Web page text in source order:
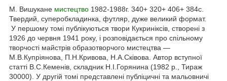
М. Вишукане мистецтво 1982-1988г. 340+ 320+ 406+ 384с.
Твердий, суперобкладинка, футляр, дуже великий формат.
У першому томі публікуються твори Кукриніксів, створені з
1926 до червня 1941 року, і розповідається про спільному
творчості майстрів образотворчого мистецтва —
М.В.Купріянова, П.Н.Кривова, Н.А.Сківова. Автор вступної
статті В.С.Кеменів, складник Н.І.Горянина (1982 р., Тираж
30000). У другій томі представлені публіцичні та мальовничі